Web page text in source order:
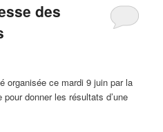
des
organisée ce mardi 9 juin par la
donner les résultats d’une